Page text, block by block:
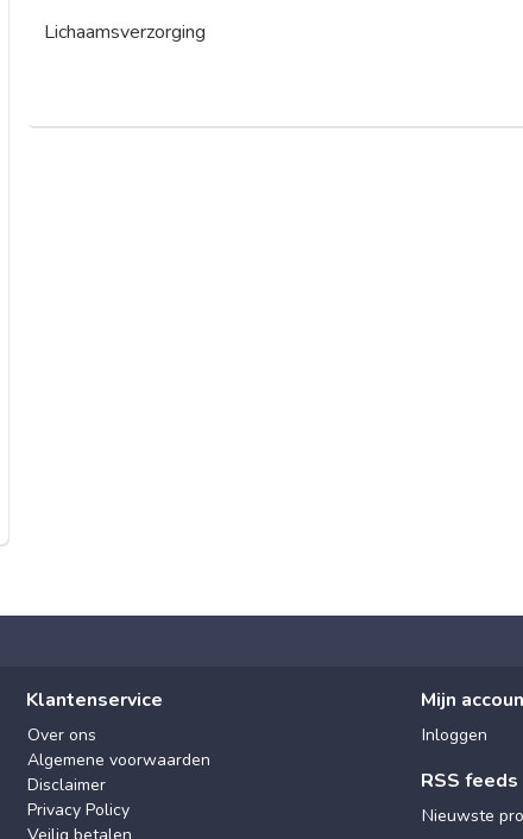
Lichaamsverzorging
Klantenservice
Over ons
Algemene voorwaarden
Disclaimer
Privacy Policy
Veilig betalen
Mijn
Inloggen
RSS feeds
Nieuwste